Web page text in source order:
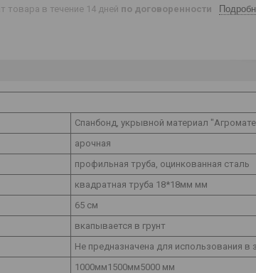
товара в течение 14 дней по договоренности
Спанбонд, укрывной материал
арочная
профильная труба, оцинкованная сталь
квадратная труба 18*18мм мм
65 см
вкапывается в грунт
Не предназначена для использования в
1000мм1500мм5000 мм